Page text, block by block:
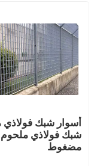
أسوار شبك
شبك فولاذي ملحوم
مضغوط